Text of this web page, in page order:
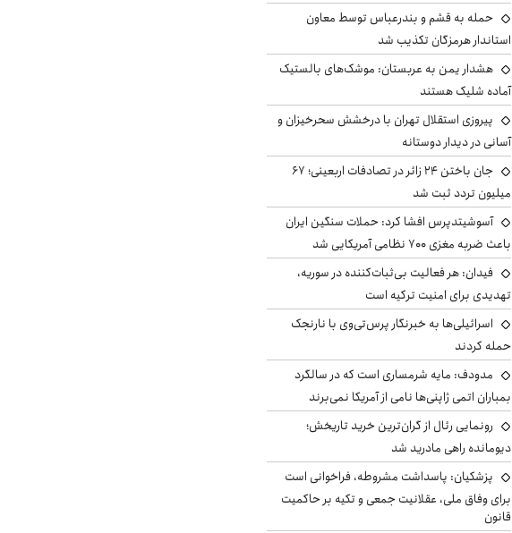
حمله به قشم و بندرعباس توسط معاون
استاندار هرمزگان تکذیب شد
هشدار یمن به عربستان: موشک‌های بالستیک
آماده شلیک هستند
پیروزی استقلال تهران با درخشش سحرخیزان و
آسانی در دیدار دوستانه
جان باختن ۲۴ زائر در تصادفات اربعینی؛ ۶۷
میلیون تردد ثبت شد
آسوشیتدپرس افشا کرد: حملات سنگین ایران
باعث ضربه مغزی ۷۰۰ نظامی آمریکایی شد
فیدان: هر فعالیت بی‌ثبات‌کننده در سوریه،
تهدیدی برای امنیت ترکیه است
اسرائیلی‌ها به خبرنگار پرس‌تی‌وی با نارنجک
حمله کردند
مدودف: مایه شرمساری است که در سالگرد
بمباران اتمی ژاپنی‌ها نامی از آمریکا نمی‌برند
رونمایی رئال از گران‌ترین خرید تاریخش؛
دیومانده راهی مادرید شد
پزشکیان: پاسداشت مشروطه، فراخوانی است
برای وفاق ملی، عقلانیت جمعی و تکیه بر حاکمیت
قانون